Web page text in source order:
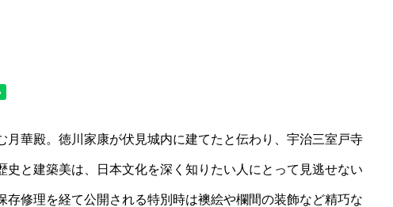
月華殿。徳川家康が伏見城内に建てたと伝わり、宇治三室戸寺
史と建築美は、日本文化を深く知りたい人にとって見逃せない
存修理を経て公開される特別時は襖絵や欄間の装飾など精巧な